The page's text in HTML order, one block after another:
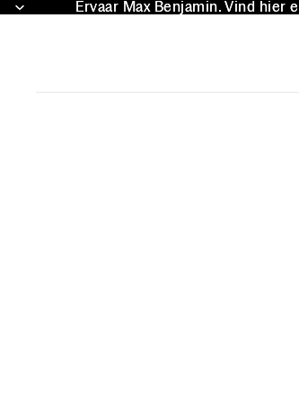
Ervaar Max Benjamin. Vind hier
Ervaar Max Benjamin. Vind hier